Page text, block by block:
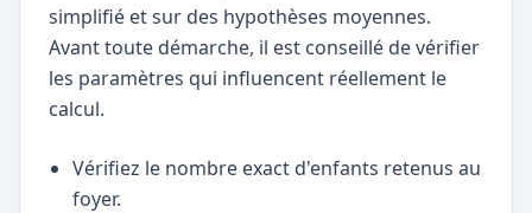
simplifié et sur des hypothèses moyennes.
Avant toute démarche, il est conseillé de vérifier
les paramètres qui influencent réellement le
calcul.
Vérifiez le nombre exact d'enfants retenus au
foyer.